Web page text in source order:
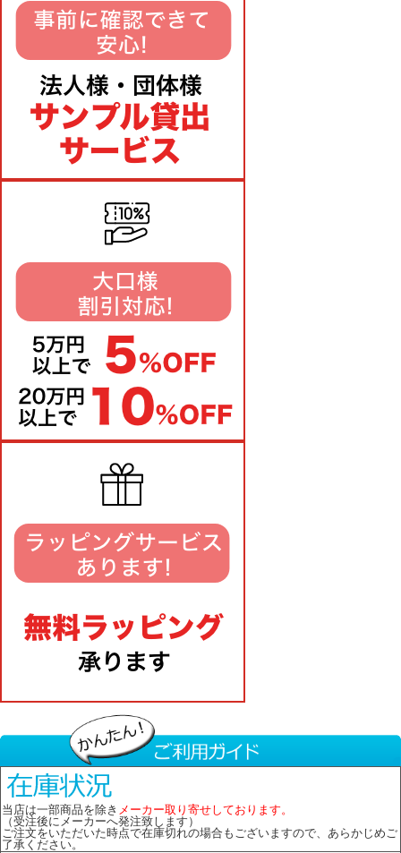
当店は一部商品を除き メーカー取り寄せしております。
（受注後にメーカーへ発注致します）
ご注文をいただいた時点で在庫切れの場合もございますので、あらかじめご
了承ください。